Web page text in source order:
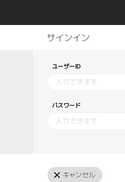
ユーザーID
パスワード